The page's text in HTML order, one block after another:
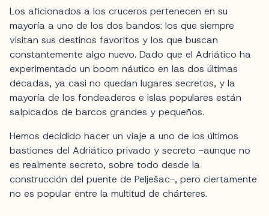
Los aficionados a los cruceros pertenecen en su
mayoría a uno de los dos bandos: los que siempre
visitan sus destinos favoritos y los que buscan
constantemente algo nuevo. Dado que el Adriático ha
experimentado un boom náutico en las dos últimas
décadas, ya casi no quedan lugares secretos, y la
mayoría de los fondeaderos e islas populares están
salpicados de barcos grandes y pequeños.
Hemos decidido hacer un viaje a uno de los últimos
bastiones del Adriático privado y secreto -aunque no
es realmente secreto, sobre todo desde la
construcción del puente de Pelješac-, pero ciertamente
no es popular entre la multitud de chárteres.